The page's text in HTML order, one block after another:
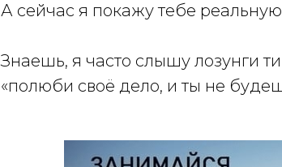
А сейчас я покажу тебе реальную
Знаешь, я часто слышу лозунги
«полюби своё дело, и ты не